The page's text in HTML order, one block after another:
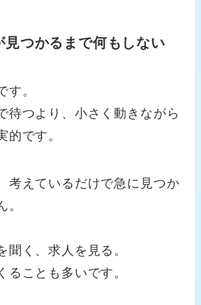
見つかるまで何もしない
す。
待つより、小さく動きながら
的です。
考えているだけで急に見つか
。
聞く、求人を見る。
ることも多いです。